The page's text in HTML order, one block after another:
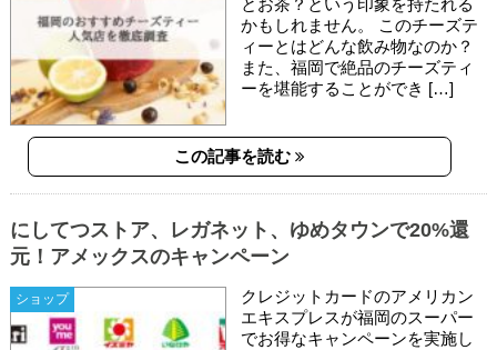
とお茶？という印象を持たれる
かもしれません。 このチーズテ
ィーとはどんな飲み物なのか？
また、福岡で絶品のチーズティ
ーを堪能することができ […]
この記事を読む
ショップ
にしてつストア、レガネット、ゆめタウンで20%還
元！アメックスのキャンペーン
クレジットカードのアメリカン
エキスプレスが福岡のスーパー
でお得なキャンペーンを実施し